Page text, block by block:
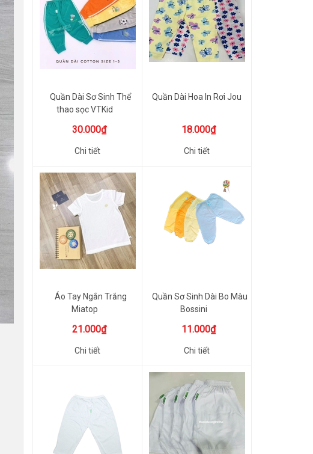
Quần Dài Sơ Sinh Thể
thao sọc VTKid
30.000₫
Chi tiết
Quần Dài Hoa In Rơi Jou
18.000₫
Chi tiết
Áo Tay Ngắn Trắng
Miatop
21.000₫
Chi tiết
Quần Sơ Sinh Dài Bo Màu
Bossini
11.000₫
Chi tiết